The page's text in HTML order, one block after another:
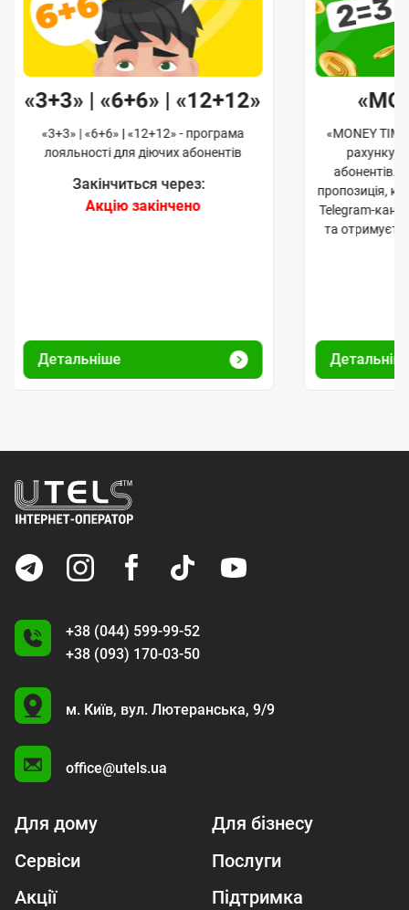
«3+3» | «6+6» | «12+12»
«3+3» | «6+6» | «12+12» - програма
лояльності для діючих абонентів
Закінчиться через:
Акцію закінчено
Детальніше
«MONEY
рахунку
абонентів.
пропозиція,
Telegram-
та
+38 (044) 599-99-52
+38 (093) 170-03-50
U
м. Київ, вул. Лютеранська, 9/9
office@utels.ua
Для дому
Для бізнесу
Сервіси
Послуги
Акції
Підтримка